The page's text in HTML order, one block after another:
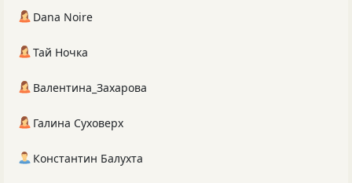
Dana Noire
Тай Ночка
Валентина_Захарова
Галина Суховерх
Константин Балухта